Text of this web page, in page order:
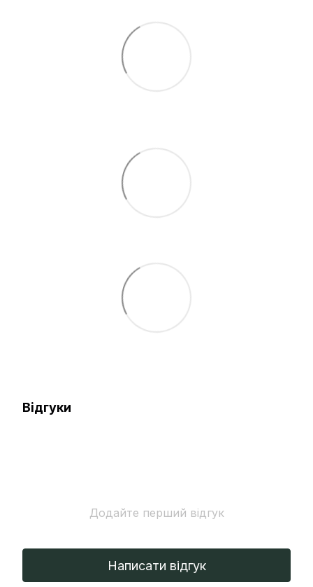
Відгуки
Додайте перший відгук
Написати відгук